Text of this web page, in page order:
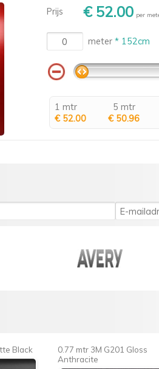
Prijs € 52.00 per
meter * 152cm
1 mtr
€ 52.00
5 mtr
€ 50.96
Black
0.77 mtr 3M G201 Gloss
Anthracite